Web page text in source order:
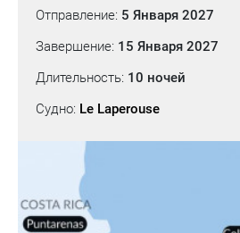
Отправление: 5 Января 2027
Завершение: 15 Января 2027
Длительность: 10 ночей
Судно: Le Laperouse